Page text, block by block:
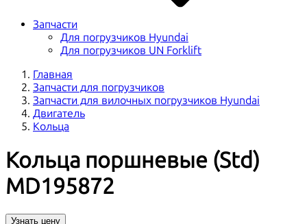
Запчасти
Для погрузчиков Hyundai
Для погрузчиков UN Forklift
Главная
Запчасти для погрузчиков
Запчасти для вилочных погрузчиков Hyundai
Двигатель
Кольца
Кольца поршневые (Std)
MD195872
Узнать цену